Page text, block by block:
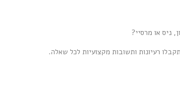
ניס או מרסיי?
רעיונות ותשובות מקצועיות לכל שאלה.